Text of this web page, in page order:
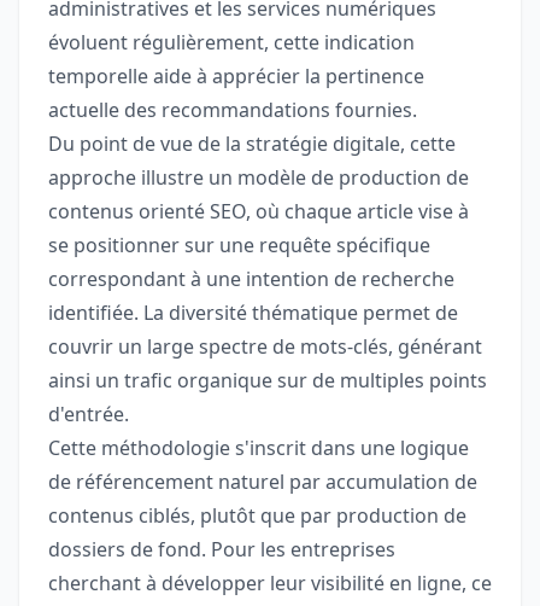
administratives et les services numériques
évoluent régulièrement, cette indication
temporelle aide à apprécier la pertinence
actuelle des recommandations fournies.
Du point de vue de la stratégie digitale, cette
approche illustre un modèle de production de
contenus orienté SEO, où chaque article vise à
se positionner sur une requête spécifique
correspondant à une intention de recherche
identifiée. La diversité thématique permet de
couvrir un large spectre de mots-clés, générant
ainsi un trafic organique sur de multiples points
d'entrée.
Cette méthodologie s'inscrit dans une logique
de référencement naturel par accumulation de
contenus ciblés, plutôt que par production de
dossiers de fond. Pour les entreprises
cherchant à développer leur visibilité en ligne, ce